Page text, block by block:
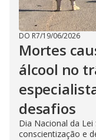
DO R7/19/06/2026
Mortes
álcool no
desafios
Dia Nacional da
conscientização e